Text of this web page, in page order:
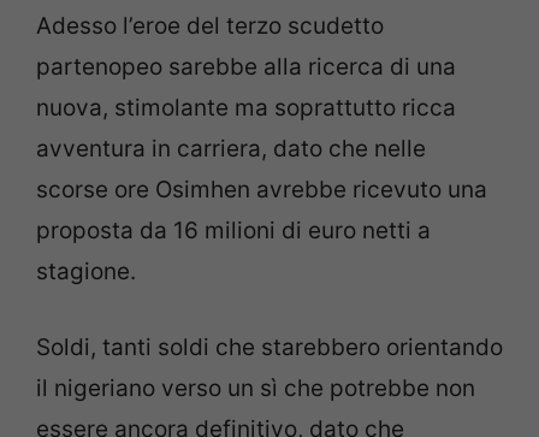
Adesso l’eroe del terzo scudetto
partenopeo sarebbe alla ricerca di una
nuova, stimolante ma soprattutto ricca
avventura in carriera, dato che nelle
scorse ore Osimhen avrebbe ricevuto una
proposta da 16 milioni di euro netti a
stagione.
Soldi, tanti soldi che starebbero orientando
il nigeriano verso un sì che potrebbe non
essere ancora definitivo, dato che